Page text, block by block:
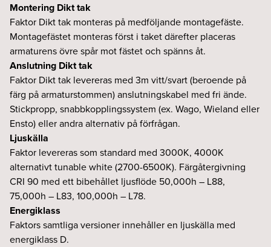
Montering Dikt tak
Faktor Dikt tak monteras på medföljande montagefäste.
Montagefästet monteras först i taket därefter placeras
armaturens övre spår mot fästet och spänns åt.
Anslutning Dikt tak
Faktor Dikt tak levereras med 3m vitt/svart (beroende på
färg på armaturstommen) anslutningskabel med fri ände.
Stickpropp, snabbkopplingssystem (ex. Wago, Wieland eller
Ensto) eller andra alternativ på förfrågan.
Ljuskälla
Faktor levereras som standard med 3000K, 4000K
alternativt tunable white (2700-6500K). Färgåtergivning
CRI 90 med ett bibehållet ljusflöde 50,000h – L88,
75,000h – L83, 100,000h – L78.
Energiklass
Faktors samtliga versioner innehåller en ljuskälla med
energiklass D.